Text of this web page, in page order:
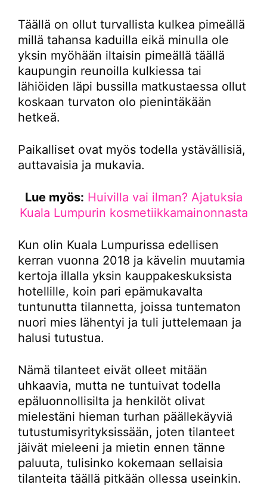
Täällä on ollut turvallista kulkea pimeällä
millä tahansa kaduilla eikä minulla ole
yksin myöhään iltaisin pimeällä täällä
kaupungin reunoilla kulkiessa tai
lähiöiden läpi bussilla matkustaessa ollut
koskaan turvaton olo pienintäkään
hetkeä.
Paikalliset ovat myös todella ystävällisiä,
auttavaisia ja mukavia.
Lue myös: Huivilla vai ilman? Ajatuksia
Kuala Lumpurin kosmetiikkamainonnasta
Kun olin Kuala Lumpurissa edellisen
kerran vuonna 2018 ja kävelin muutamia
kertoja illalla yksin kauppakeskuksista
hotellille, koin pari epämukavalta
tuntunutta tilannetta, joissa tuntematon
nuori mies lähentyi ja tuli juttelemaan ja
halusi tutustua.
Nämä tilanteet eivät olleet mitään
uhkaavia, mutta ne tuntuivat todella
epäluonnollisilta ja henkilöt olivat
mielestäni hieman turhan päällekäyviä
tutustumisyrityksissään, joten tilanteet
jäivät mieleeni ja mietin ennen tänne
paluuta, tulisinko kokemaan sellaisia
tilanteita täällä pitkään ollessa useinkin.